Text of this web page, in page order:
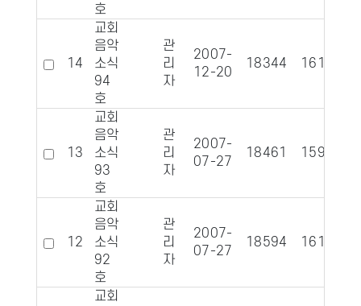
호
14
교회
음악
소식
94
호
관
리
자
2007-
12-20
18344 1619
13
교회
음악
소식
93
호
관
리
자
2007-
07-27
18461 1599
12
교회
음악
소식
92
호
관
리
자
2007-
07-27
18594 1616
교회